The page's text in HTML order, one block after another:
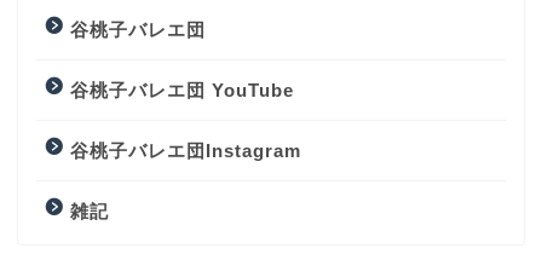
谷桃子バレエ団
谷桃子バレエ団 YouTube
谷桃子バレエ団Instagram
雑記